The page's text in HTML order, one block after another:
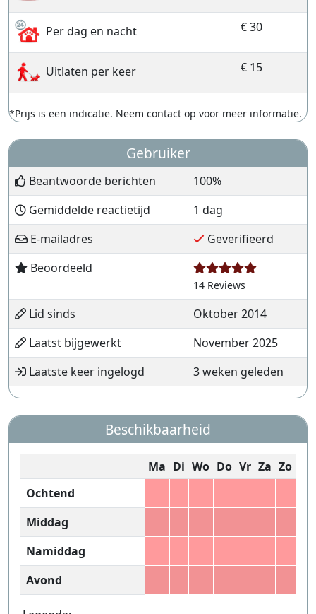
Per dag en nacht € 30
Uitlaten per keer € 15
*Prijs is een indicatie. Neem contact op voor meer informatie.
Gebruiker
Beantwoorde berichten
100%
Gemiddelde reactietijd
1 dag
E-mailadres
Geverifieerd
Beoordeeld
14 Reviews
Lid sinds
Oktober 2014
Laatst bijgewerkt
November 2025
Laatste keer ingelogd
3 weken geleden
Beschikbaarheid
Ma Di Wo Do Vr Za Zo
Ochtend
Middag
Namiddag
Avond